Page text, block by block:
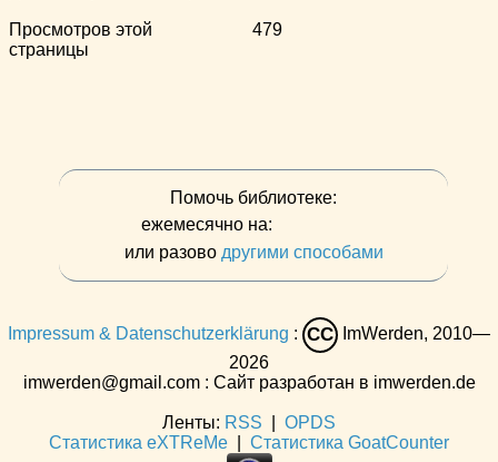
Просмотров этой
страницы
479
Помочь библиотеке:
ежемесячно на:
или разово другими способами
Impressum & Datenschutzerklärung : CC
ImWerden, 2010—
2026
imwerden@gmail.com : Сайт разработан в imwerden.de
Ленты: RSS
OPDS
Статистика eXTReMe
Статистика GoatCounter